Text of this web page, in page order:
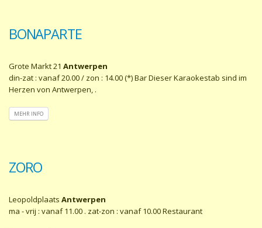
BONAPARTE
Grote Markt 21 Antwerpen
din-zat : vanaf 20.00 / zon : 14.00 (*) Bar Dieser Karaokestab sind im
Herzen von Antwerpen, .
MEHR INFO
ZORO
Leopoldplaats Antwerpen
ma - vrij : vanaf 11.00 . zat-zon : vanaf 10.00 Restaurant